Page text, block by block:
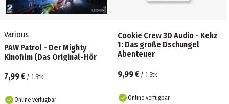
Various
PAW Patrol - Der Mighty
Kinofilm (Das Original-Hör
7,99 € / 1 Stk.
Online verfügbar
Cookie Crew 3D Audio - Kekz
1: Das große Dschungel
Abenteuer
9,99 € / 1 Stk.
Online verfügbar